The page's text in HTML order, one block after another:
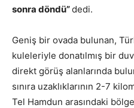
sonra döndü”dedi.
Geniş bir ovada bulunan,
kuleleriyle donatılmış bir
direkt görüş alanlarında
sınıra uzaklıklarının 2-7
Tel Hamdun arasındaki